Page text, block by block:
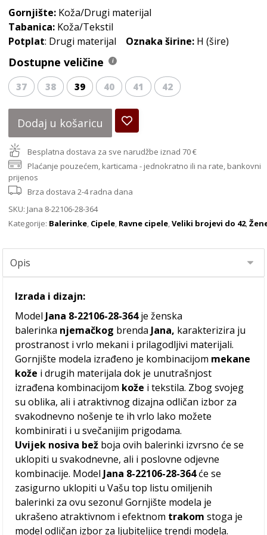
Gornjište: Koža/Drugi materijal
Tabanica: Koža/Tekstil
Potplat: Drugi materijal Oznaka širine: H (šire)
Dostupne veličine
37 38 39 40 41 42
Dodaj u košaricu
Besplatna dostava za sve narudžbe iznad 70 €
Plaćanje pouzećem, karticama - jednokratno ili na rate, bankovni
prijenos
Brza dostava 2-4 radna dana
SKU: Jana 8-22106-28-364
Kategorije: Balerinke, Cipele, Ravne cipele,Veliki brojevi do 42,
Izrada i dizajn:
Model Jana 8-22106-28-364je ženska
balerinka njemačkog brenda Jana, karakterizira ju
prostranost i vrlo mekani i prilagodljivi materijali.
Gornjište modela izrađeno je kombinacijom mekane
kože i drugih materijala dok je unutrašnjost
izrađena kombinacijom kože i tekstila. Zbog svojeg
su oblika, ali i atraktivnog dizajna odličan izbor za
svakodnevno nošenje te ih vrlo lako možete
kombinirati i u svečanijim prigodama.
Uvijek nosiva bež boja ovih balerinki izvrsno će se
uklopiti u svakodnevne, ali i poslovne odjevne
kombinacije. Model Jana 8-22106-28-364će se
zasigurno uklopiti u Vašu top listu omiljenih
balerinki za ovu sezonu! Gornjište modela je
ukrašeno atraktivnom i efektnom trakom stoga je
model odličan izbor za ljubiteljice trendi modela.